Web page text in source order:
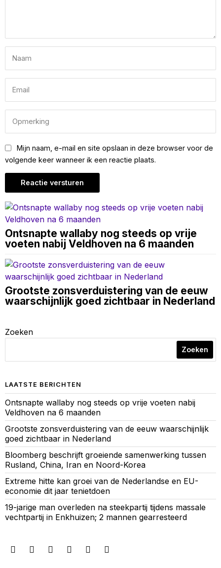
Mijn naam, e-mail en site opslaan in deze browser voor de
volgende keer wanneer ik een reactie plaats.
Ontsnapte wallaby nog steeds op vrije
voeten nabij Veldhoven na 6 maanden
Grootste zonsverduistering van de eeuw
waarschijnlijk goed zichtbaar in Nederland
Zoeken
Zoeken
LAATSTE BERICHTEN
Ontsnapte wallaby nog steeds op vrije voeten nabij
Veldhoven na 6 maanden
Grootste zonsverduistering van de eeuw waarschijnlijk
goed zichtbaar in Nederland
Bloomberg beschrijft groeiende samenwerking tussen
Rusland, China, Iran en Noord-Korea
Extreme hitte kan groei van de Nederlandse en EU-
economie dit jaar tenietdoen
19-jarige man overleden na steekpartij tijdens massale
vechtpartij in Enkhuizen; 2 mannen gearresteerd